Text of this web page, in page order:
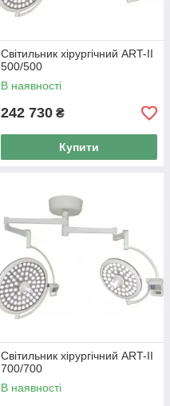
Світильник хірургічний ART-II
500/500
В наявності
242 730 ₴
Купити
Світильник хірургічний ART-II
700/700
В наявності